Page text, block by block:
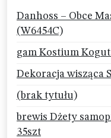
Danhoss – Obce
(W6454C)
gam Kostium
Dekoracja wisząca
(brak tytułu)
brewis Dżety
35szt